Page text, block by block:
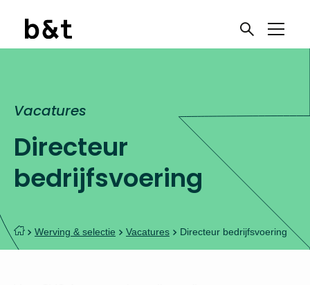
Directeur
bedrijfsvoering
Vacatures
Werving & selectie Vacatures Directeur bedrijfsvoering
Ben je toe aan een
nieuwe uitdaging?
vacaturenieuwsbrief
Onderwijswerk!